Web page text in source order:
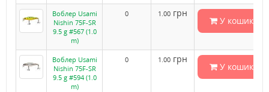
Воблер Usami
Nishin 75F-SR
9.5 g #567 (1.0
m)
0 1.00 грн
У кошик
Воблер Usami
Nishin 75F-SR
9.5 g #594 (1.0
m)
0 1.00 грн
У кошик